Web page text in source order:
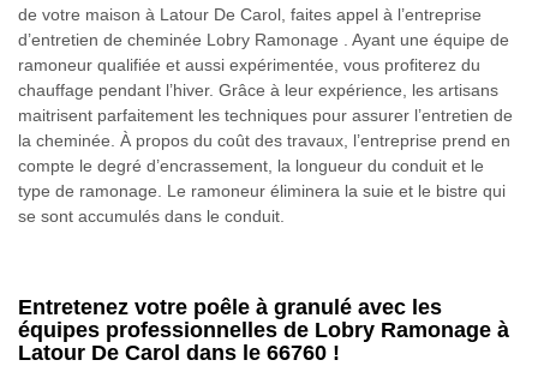
de votre maison à Latour De Carol, faites appel à l’entreprise
d’entretien de cheminée Lobry Ramonage . Ayant une équipe de
ramoneur qualifiée et aussi expérimentée, vous profiterez du
chauffage pendant l’hiver. Grâce à leur expérience, les artisans
maitrisent parfaitement les techniques pour assurer l’entretien de
la cheminée. À propos du coût des travaux, l’entreprise prend en
compte le degré d’encrassement, la longueur du conduit et le
type de ramonage. Le ramoneur éliminera la suie et le bistre qui
se sont accumulés dans le conduit.
Entretenez votre poêle à granulé avec les
équipes professionnelles de Lobry Ramonage à
Latour De Carol dans le 66760 !